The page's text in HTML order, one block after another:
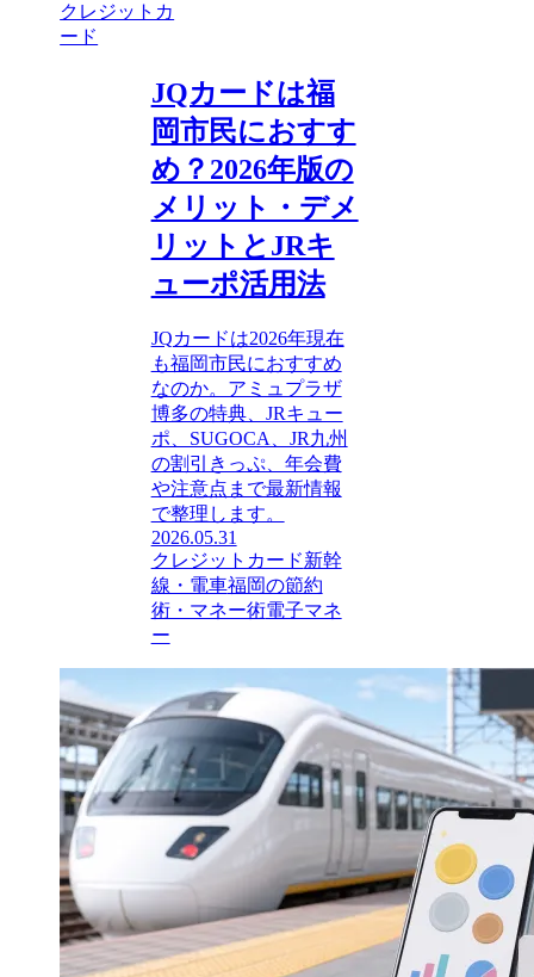
クレジットカ
ード
JQカードは福
岡市民におすす
め？2026年版の
メリット・デメ
リットとJRキ
ューポ活用法
JQカードは2026年現在
も福岡市民におすすめ
なのか。アミュプラザ
博多の特典、JRキュー
ポ、SUGOCA、JR九州
の割引きっぷ、年会費
や注意点まで最新情報
で整理します。
2026.05.31
クレジットカード新幹
線・電車福岡の節約
術・マネー術電子マネ
ー